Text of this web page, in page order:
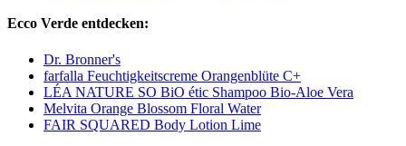
Ecco Verde entdecken:
Dr. Bronner's
farfalla Feuchtigkeitscreme Orangenblüte C+
LÉA NATURE SO BiO étic Shampoo Bio-Aloe Vera
Melvita Orange Blossom Floral Water
FAIR SQUARED Body Lotion Lime